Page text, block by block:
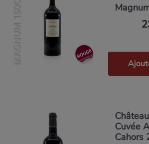
MAGNUM 150CL
Cuvée
Cahors